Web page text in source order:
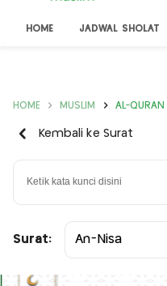
HOME JADWAL SHOLAT
HOME MUSLIM AL-QURAN
Kembali ke Surat
Surat: An-Nisa